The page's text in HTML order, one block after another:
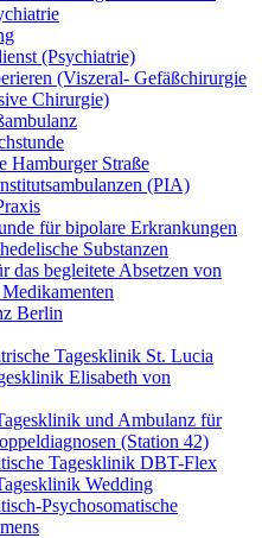
(Psychiatrie)
(Viszeral- Gefäßchirurgie
Chirurgie)
Hamburger Straße
(PIA)
für bipolare Erkrankungen
Substanzen
das begleitete Absetzen von
Berlin
Tagesklinik St. Lucia
Elisabeth von
und Ambulanz für
(Station 42)
Tagesklinik DBT-Flex
Wedding
Psychosomatische